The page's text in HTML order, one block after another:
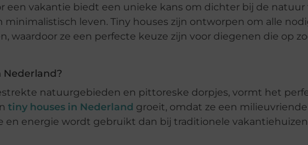
een vakantie biedt een unieke kans om dichter bij de natuur
leven. Tiny houses zijn ontworpen om alle
ze een perfecte keuze zijn voor diegenen die op
Nederland?
natuurgebieden en pittoreske dorpjes, vormt het
tiny houses in Nederland groeit, omdat ze een
en energie wordt gebruikt dan bij traditionele